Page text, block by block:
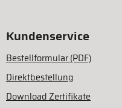
Kundenservice
Bestellformular (PDF)
Direktbestellung
Download Zertifikate